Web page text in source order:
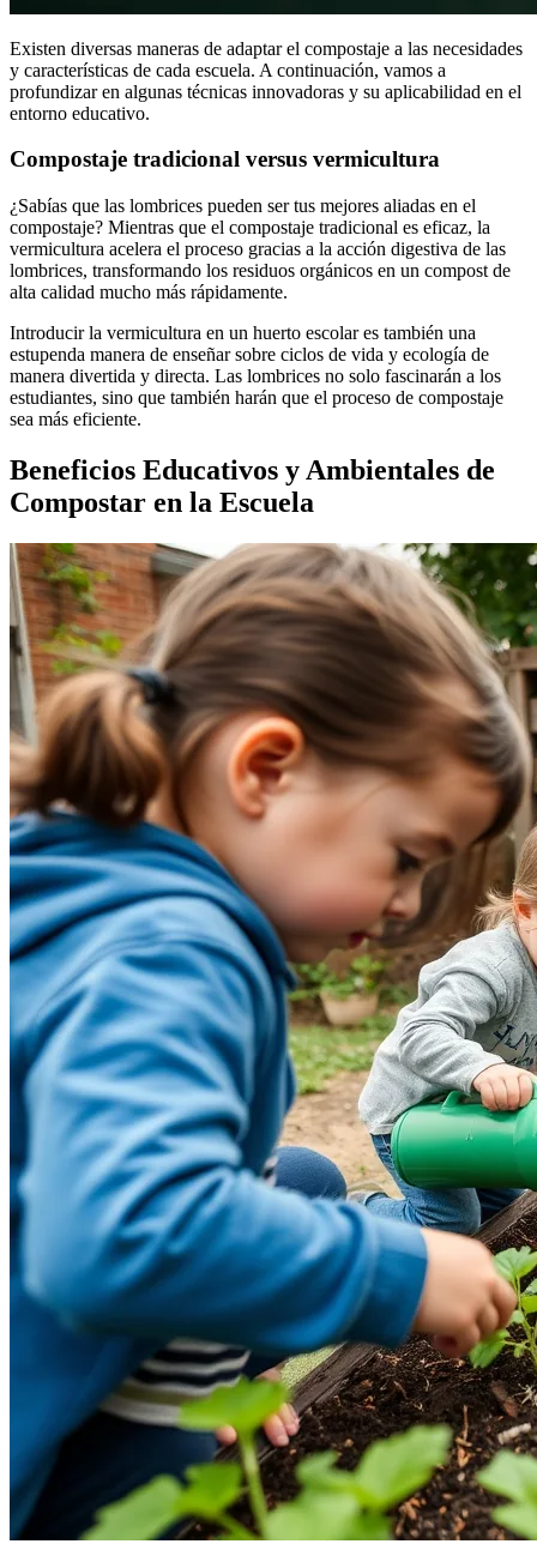
Existen diversas maneras de adaptar el compostaje a las necesidades
y características de cada escuela. A continuación, vamos a
profundizar en algunas técnicas innovadoras y su aplicabilidad en el
entorno educativo.
Compostaje tradicional versus vermicultura
¿Sabías que las lombrices pueden ser tus mejores aliadas en el
compostaje? Mientras que el compostaje tradicional es eficaz, la
vermicultura acelera el proceso gracias a la acción digestiva de las
lombrices, transformando los residuos orgánicos en un compost de
alta calidad mucho más rápidamente.
Introducir la vermicultura en un huerto escolar es también una
estupenda manera de enseñar sobre ciclos de vida y ecología de
manera divertida y directa. Las lombrices no solo fascinarán a los
estudiantes, sino que también harán que el proceso de compostaje
sea más eficiente.
Beneficios Educativos y Ambientales de
Compostar en la Escuela